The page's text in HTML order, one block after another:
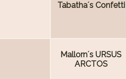
Tabatha´s Confetti
Mallorn´s URSUS
ARCTOS